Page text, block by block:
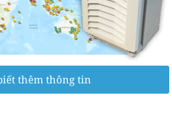
thêm thông tin